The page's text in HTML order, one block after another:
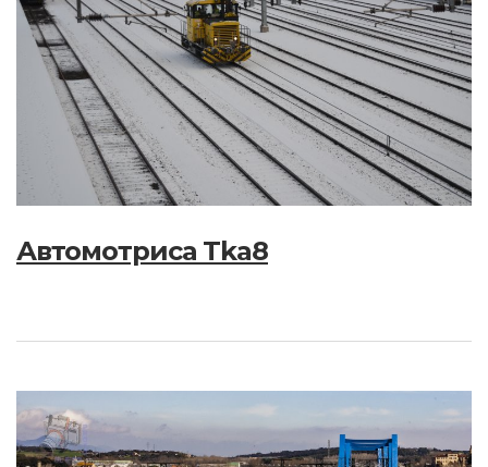
Автомотриса Tka8